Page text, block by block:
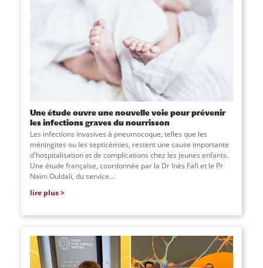
Une étude ouvre une nouvelle voie pour prévenir
les infections graves du nourrisson
Les infections invasives à pneumocoque, telles que les
méningites ou les septicémies, restent une cause importante
d'hospitalisation et de complications chez les jeunes enfants.
Une étude française, coordonnée par la Dr Inès Fafi et le Pr
Naïm Ouldali, du service...
lire plus